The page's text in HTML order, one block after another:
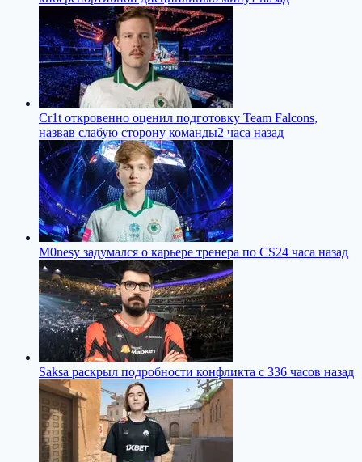
Cr1t откровенно оценил подготовку Team Falcons,
назвав слабую сторону команды2 часа назад
M0nesy задумался о карьере тренера по CS24 часа назад
Saksa раскрыл подробности конфликта с 336 часов назад